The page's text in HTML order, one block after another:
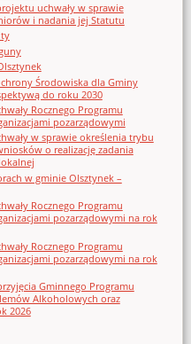
uchwały w sprawie
i nadania jej Statutu
Środowiska dla Gminy
do roku 2030
Rocznego Programu
pozarządowymi
w sprawie określenia trybu
o realizację zadania
w gminie Olsztynek –
Rocznego Programu
pozarządowymi na rok
Rocznego Programu
pozarządowymi na rok
Gminnego Programu
Alkoholowych oraz
2026